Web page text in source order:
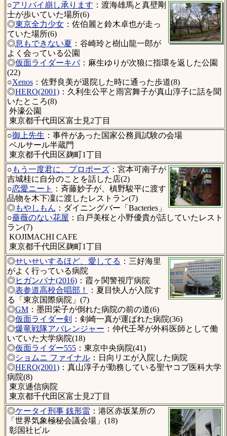
○アリバイ崩し承ります ：渡海雄馬と真壁剛
士が歩いていた場所(6)
◎東京全力少女：佐伯麗と鈴木卓也が走っ
ていた場所(6)
◎息もできない夏 ：谷崎玲と樹山龍一郎が
よく会っている公園
◎仮面ライダーキバ：麻生ゆりが次狼に指環を返した公園
(22)
○Xenos：佐野良美が退院した時に通った歩道(8)
◎HERO(2001)：久利生公平と雨宮舞子が真山淳子に話を聞
いたところ(8)
外濠公園
東京都千代田区富士見2丁目
○御上先生 ：事件があった国家公務員試験の会場
ベルサール半蔵門
東京都千代田区麹町1丁目
○ もう一度君に、プロポーズ：宮本可南子が
吉城桂に自分のことを話した店(2)
○恋愛ニート
：斉藤妙子が、槙野駿平に渡す
品物を木下凜に渡したレストラン(7)
◎もやしもん ：ダイニングバー「Bacteries」
○薔薇のない花屋 ：白戸美桜と小野優貴が話していたレスト
ラン(7)
KOJIMACHI CAFE
東京都千代田区麹町1丁目
◎せいせいするほど、愛してる ：三好海里
がよく行っている病院
◎ヒガンバナ(2016)：霞ヶ関警視庁病院
◎表参道高校合唱部！
：夏目快人が入院す
る「東京国際病院」(7)
◎GM：墨田栄子が倒れた病院の前の道(6)
◎仮面ライダー剣
：剣崎一真が運ばれた病院(36)
◎爆竜戦隊アバレンジャー ：仲代壬琴が外科医師として働
いていた大学病院(18)
◎仮面ライダー555：東京中央病院(41)
◎ショムニ ファイナル：日向リエが入院した病院
◎HERO(2001)：真山淳子が勤務している聖ヤコブ医科大学
病院(8)
東京逓信病院
東京都千代田区富士見2丁目
◎ケータイ刑事 銭形雷：港区赤坂某所の
「世界気象極秘会議会場」(18)
彰国社ビル